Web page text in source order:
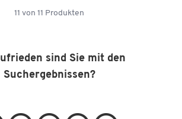
11 von 11 Produkten
sind Sie mit den
Suchergebnissen?